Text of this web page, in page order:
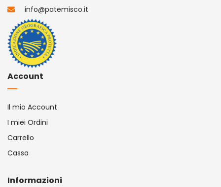
info@patemisco.it
Account
Il mio Account
I miei Ordini
Carrello
Cassa
Informazioni